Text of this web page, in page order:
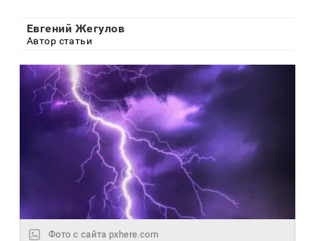
Евгений Жегулов
Автор статьи
Фото с сайта pxhere.com